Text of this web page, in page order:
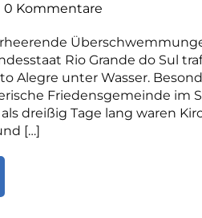
0 Kommentare
Rio Grande do Sul
Alegre unter Wasser.
Friedensgemeinde im
dreißig Tage lang waren
[…]